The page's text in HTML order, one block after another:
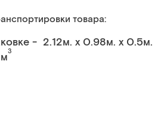
товара:
- 2.12м. x 0.98м. x 0.5м.
3